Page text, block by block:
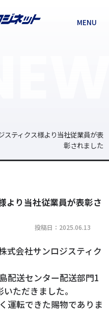
MENU
スティクス様より当社従業員が表
彰されました
より当社従業員が表彰さ
投稿日：2025.06.13
式会社サンロジスティク
配送センター配送部門1
ただきました。
運転できた賜物でありま